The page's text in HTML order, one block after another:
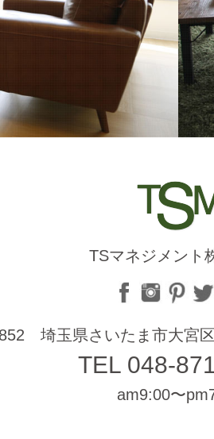
TSマネジメント
埼玉県さいたま市大宮
TEL 048-
am9:00〜